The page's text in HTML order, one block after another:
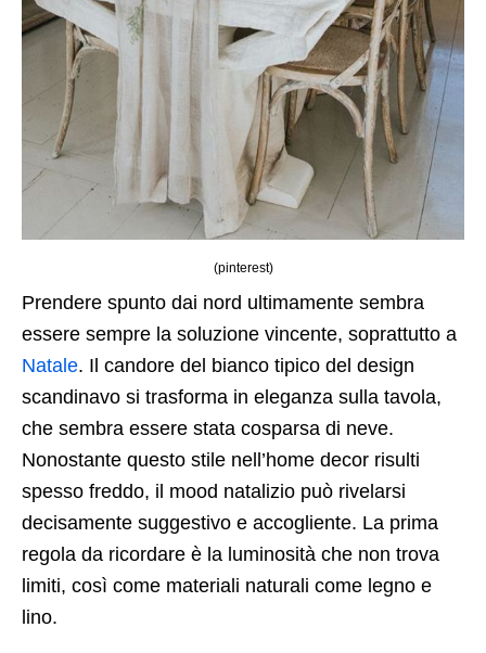
(pinterest)
Prendere spunto dai nord ultimamente sembra
essere sempre la soluzione vincente, soprattutto a
Natale. Il candore del bianco tipico del design
scandinavo si trasforma in eleganza sulla tavola,
che sembra essere stata cosparsa di neve.
Nonostante questo stile nell’home decor risulti
spesso freddo, il mood natalizio può rivelarsi
decisamente suggestivo e accogliente. La prima
regola da ricordare è la luminosità che non trova
limiti, così come materiali naturali come legno e
lino.